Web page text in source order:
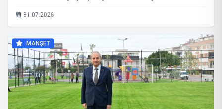
31.07.2026
MANŞET